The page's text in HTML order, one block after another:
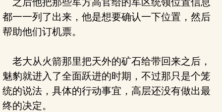
都一一列了出来，他是想要确认一下位置，然后
帮助他们订机票。
老大从火箭那里把天外的矿石给带回来之后，
魅豹就进入了全面跃进的时期，不过那只是个笼
统的说法，具体的行动事宜，高层还没有做出最
终的决定。